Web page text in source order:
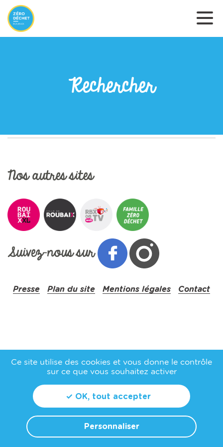
Rechercher
Nos autres sites
Suivez‑nous sur
Presse Plan du site Mentions légales Contact
Ce site utilise des cookies et vous donne le contrôle
sur ce que vous souhaitez activer
✓ OK, tout accepter
Personnaliser